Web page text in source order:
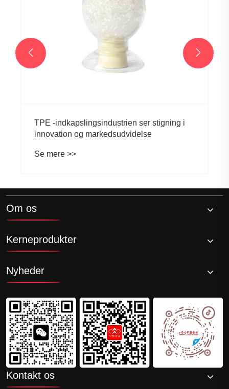
TPE -indkapslingsindustrien ser stigning i
innovation og markedsudvidelse
Se mere >>
 
Om os
Kerneprodukter
Nyheder
Kontakt os